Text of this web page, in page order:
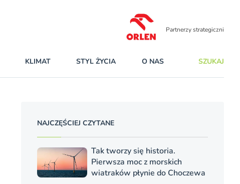
Partnerzy strategiczni
KLIMAT STYL ŻYCIA O NAS SZUKAJ
NAJCZĘŚCIEJ CZYTANE
Tak tworzy się historia.
Pierwsza moc z morskich
wiatraków płynie do Choczewa